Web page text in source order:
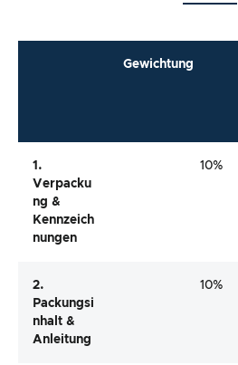
Gewichtung
1.
Verpacku
Ng &
Kennzeich
Nungen
10%
2.
Packungsi
Nhalt &
Anleitung
10%